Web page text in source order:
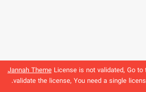
Jannah ThemeLicense is not validated, Go to
validate the license, You need a single